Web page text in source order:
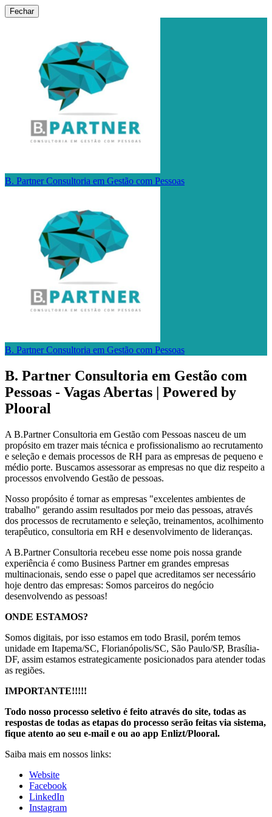
Fechar
B. Partner Consultoria em Gestão com Pessoas
B. Partner Consultoria em Gestão com Pessoas
B. Partner Consultoria em Gestão com
Pessoas - Vagas Abertas | Powered by
Plooral
A B.Partner Consultoria em Gestão com Pessoas nasceu de um
propósito em trazer mais técnica e profissionalismo ao recrutamento
e seleção e demais processos de RH para as empresas de pequeno e
médio porte. Buscamos assessorar as empresas no que diz respeito a
processos envolvendo Gestão de pessoas.
Nosso propósito é tornar as empresas "excelentes ambientes de
trabalho" gerando assim resultados por meio das pessoas, através
dos processos de recrutamento e seleção, treinamentos, acolhimento
terapêutico, consultoria em RH e desenvolvimento de lideranças.
A B.Partner Consultoria recebeu esse nome pois nossa grande
experiência é como Business Partner em grandes empresas
multinacionais, sendo esse o papel que acreditamos ser necessário
hoje dentro das empresas: Somos parceiros do negócio
desenvolvendo as pessoas!
ONDE ESTAMOS?
Somos digitais, por isso estamos em todo Brasil, porém temos
unidade em Itapema/SC, Florianópolis/SC, São Paulo/SP, Brasília-
DF, assim estamos estrategicamente posicionados para atender todas
as regiões.
IMPORTANTE!!!!!
Todo nosso processo seletivo é feito através do site, todas as
respostas de todas as etapas do processo serão feitas via sistema,
fique atento ao seu e-mail e ou ao app Enlizt/Plooral.
Saiba mais em nossos links:
Website
Facebook
LinkedIn
Instagram